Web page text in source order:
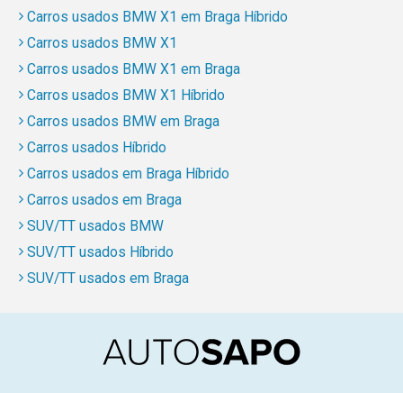
Carros usados BMW X1 em Braga Híbrido
Carros usados BMW X1
Carros usados BMW X1 em Braga
Carros usados BMW X1 Híbrido
Carros usados BMW em Braga
Carros usados Híbrido
Carros usados em Braga Híbrido
Carros usados em Braga
SUV/TT usados BMW
SUV/TT usados Híbrido
SUV/TT usados em Braga